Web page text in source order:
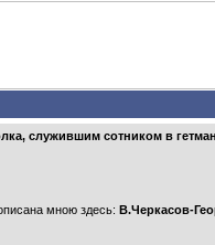
служившим сотником в
мною здесь: В.Черкасов-